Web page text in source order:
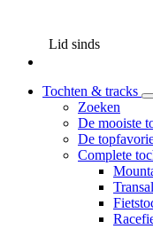
Lid sinds
Tochten & tracks
Zoeken
De mooiste
De
Complete